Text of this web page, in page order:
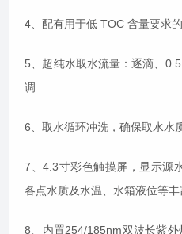
4、配有用于低 TOC 含量要求
5、超纯水取水流量：逐滴、
调
6、取水循环冲洗，确保取水水
7、4.3寸彩色触摸屏，显示源
各点水质及水温、水箱液位等丰
8、内置254/185nm双波长紫